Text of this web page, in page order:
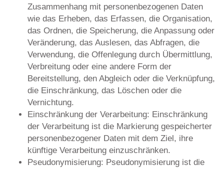
Zusammenhang mit personenbezogenen Daten
wie das Erheben, das Erfassen, die Organisation,
das Ordnen, die Speicherung, die Anpassung oder
Veränderung, das Auslesen, das Abfragen, die
Verwendung, die Offenlegung durch Übermittlung,
Verbreitung oder eine andere Form der
Bereitstellung, den Abgleich oder die Verknüpfung,
die Einschränkung, das Löschen oder die
Vernichtung.
Einschränkung der Verarbeitung: Einschränkung
der Verarbeitung ist die Markierung gespeicherter
personenbezogener Daten mit dem Ziel, ihre
künftige Verarbeitung einzuschränken.
Pseudonymisierung: Pseudonymisierung ist die